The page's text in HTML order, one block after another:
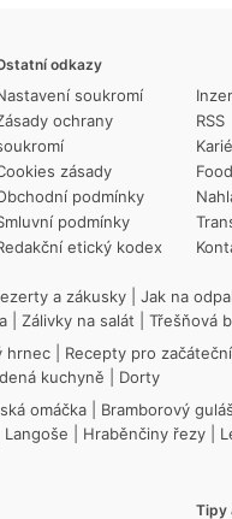
odkazy
soukromí
ochrany
zásady
podmínky
podmínky
etický kodex
RSS
a zákusky Jak na
Zálivky na salát Třešňová
hrnec Recepty pro
kuchyně Dorty
omáčka Bramborový guláš
Langoše Hraběnčiny řezy
Tipy